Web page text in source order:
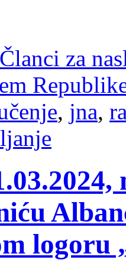
Članci za
, jna,
logoru